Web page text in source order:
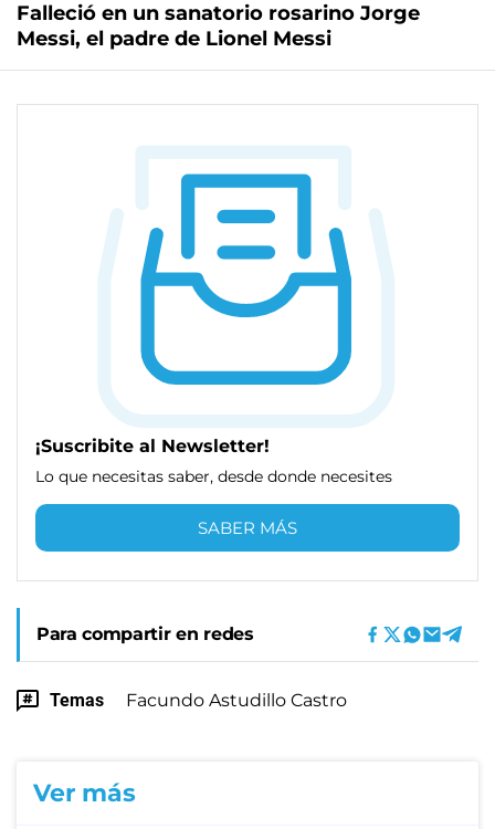
Falleció en un sanatorio rosarino Jorge
Messi, el padre de Lionel Messi
¡Suscribite al Newsletter!
Lo que necesitas saber, desde donde necesites
SABER MÁS
Para compartir en redes
Temas Facundo Astudillo Castro
Ver más